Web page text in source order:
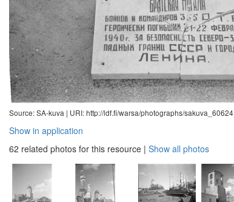
Source: SA-kuva | URI: http://ldf.fi/warsa/photographs/sakuva_60624
Show in application
62 related photos for this resource | Show all photos